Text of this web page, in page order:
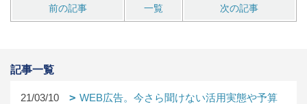
前の記事 一覧 次の記事
記事一覧
21/03/10
WEB広告。今さら聞けない活用実態や予算